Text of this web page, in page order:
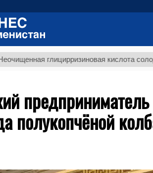
глицирризиновая кислота
полукопчёной